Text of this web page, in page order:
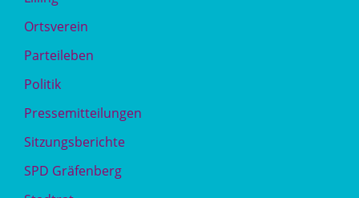
Ortsverein
Parteileben
Politik
Pressemitteilungen
Sitzungsberichte
SPD Gräfenberg